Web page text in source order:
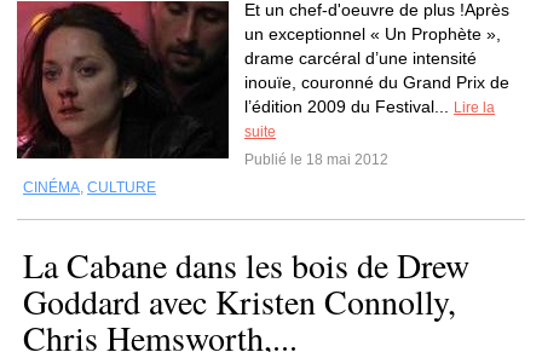
Et un chef-d'oeuvre de plus !Après
un exceptionnel « Un Prophète »,
drame carcéral d’une intensité
inouïe, couronné du Grand Prix de
l’édition 2009 du Festival...
Lire la
suite
Publié le 18 mai 2012
CINÉMA, CULTURE
La Cabane dans les bois de Drew
Goddard avec Kristen Connolly,
Chris Hemsworth,...